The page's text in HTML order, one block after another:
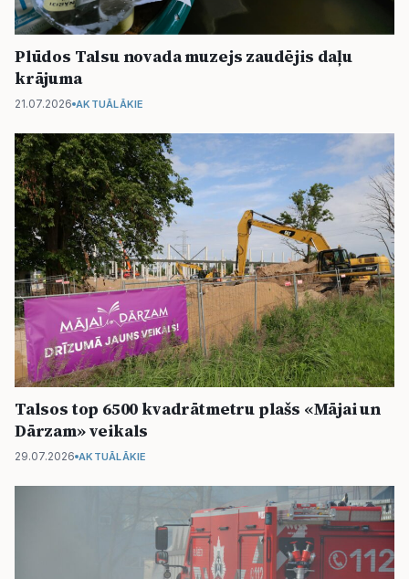
Plūdos Talsu novada muzejs zaudējis daļu
krājuma
21.07.2026 AKTUĀLĀKIE
Talsos top 6500 kvadrātmetru plašs «Mājai un
Dārzam» veikals
29.07.2026 AKTUĀLĀKIE